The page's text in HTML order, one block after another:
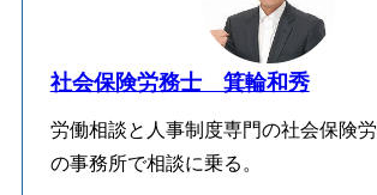
社会保険労務士 箕輪和秀
労働相談と人事制度専門の社会保険
の事務所で相談に乗る。